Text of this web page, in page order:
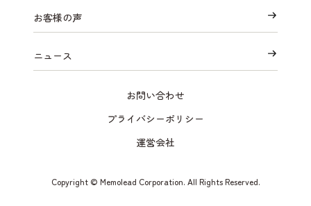
お客様の声
ニュース
お問い合わせ
プライバシーポリシー
運営会社
Copyright © Memolead Corporation. All Rights Reserved.